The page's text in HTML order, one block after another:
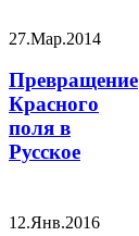
27.Мар.2014
Превращение
Красного
поля в
Русское
12.Янв.2016